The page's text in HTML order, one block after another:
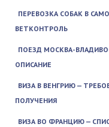
ПЕРЕВОЗКА СОБАК В
ВЕТКОНТРОЛЬ
ПОЕЗД МОСКВА-
ОПИСАНИЕ
ВИЗА В ВЕНГРИЮ —
ПОЛУЧЕНИЯ
ВИЗА ВО ФРАНЦИЮ —